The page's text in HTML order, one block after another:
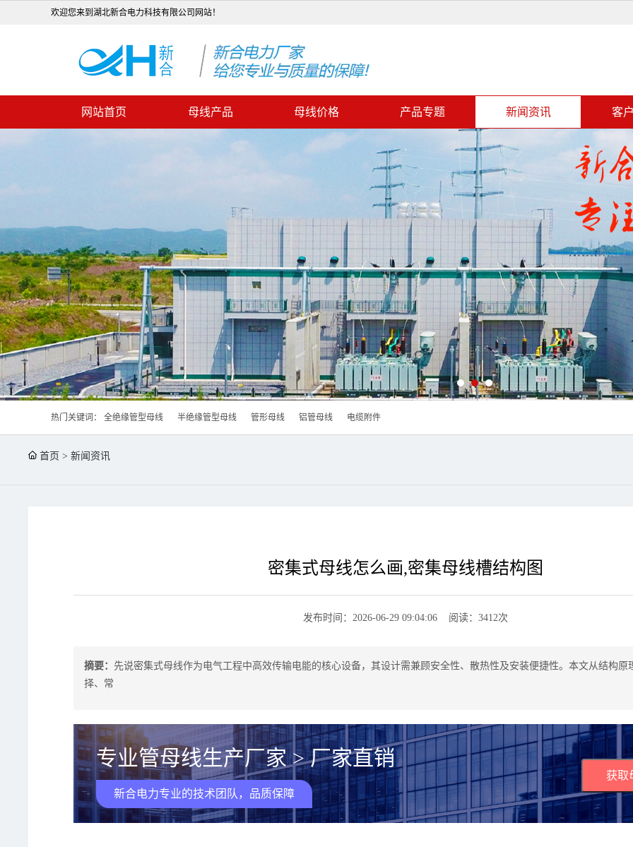
欢迎您来到湖北新合电力科技有限公司网站！
网站首页 母线产品 母线价格 产品专题 新闻资讯 客
热门关键词： 全绝缘管型母线 半绝缘管型母线 管形母线 铝管母线 电缆附件
首页 >新闻资讯
密集式母线怎么画,密集母线槽结构图
发布时间：2026-06-29 09:04:06 阅读：3412次
摘要：先说密集式母线作为电气工程中高效传输电能的核心设备，其设计需兼顾安全性、散热性及安装便捷性。本文从结构原
择、常
专业管母线生产厂家 > 厂家直销
新合电力专业的技术团队，品质保障
获取